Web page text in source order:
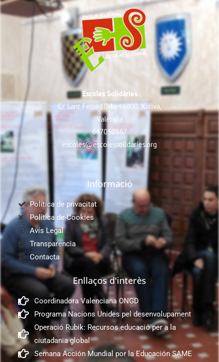
Escoles Solidàries
C/ Sant Feliu 10,4a 46800. Xàtiva,
València
647050567
escoles@escolessolidaries.org
Informació
Política de privacitat
Política de Cookies
Avís Legal
Transparencia
Contacta
Enllaços d'interès
Coordinadora Valenciana ONGD
Programa Nacions Unides pel desenvolupament
Operació Rubik: Recursos educació per a la
ciutadania global
Semana Acción Mundial por la Educación SAME